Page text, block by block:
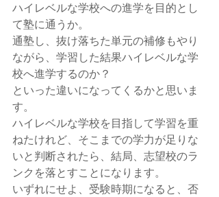
ハイレベルな学校への進学を目的とし
て塾に通うか。
通塾し、抜け落ちた単元の補修もやり
ながら、学習した結果ハイレベルな学
校へ進学するのか？
といった違いになってくるかと思いま
す。
ハイレベルな学校を目指して学習を重
ねたけれど、そこまでの学力が足りな
いと判断されたら、結局、志望校のラ
ンクを落とすことになります。
いずれにせよ、受験時期になると、否